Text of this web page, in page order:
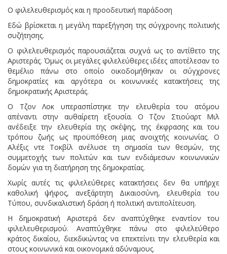
Ο φιλελευθερισμός και η προοδευτική παράδοση
Εδώ βρίσκεται η μεγάλη παρεξήγηση της σύγχρονης πολιτικής
συζήτησης.
Ο φιλελευθερισμός παρουσιάζεται συχνά ως το αντίθετο της
Αριστεράς. Όμως οι μεγάλες φιλελεύθερες ιδέες αποτέλεσαν το
θεμέλιο πάνω στο οποίο οικοδομήθηκαν οι σύγχρονες
δημοκρατίες και αργότερα οι κοινωνικές κατακτήσεις της
δημοκρατικής Αριστεράς.
Ο Τζον Λοκ υπερασπίστηκε την ελευθερία του ατόμου
απέναντι στην αυθαίρετη εξουσία. Ο Τζον Στιούαρτ Μιλ
ανέδειξε την ελευθερία της σκέψης, της έκφρασης και του
τρόπου ζωής ως προϋπόθεση μιας ανοιχτής κοινωνίας. Ο
Αλέξις ντε Τοκβίλ ανέλυσε τη σημασία των θεσμών, της
συμμετοχής των πολιτών και των ενδιάμεσων κοινωνικών
δομών για τη διατήρηση της δημοκρατίας.
Χωρίς αυτές τις φιλελεύθερες κατακτήσεις δεν θα υπήρχε
καθολική ψήφος, ανεξάρτητη Δικαιοσύνη, ελευθερία του
Τύπου, συνδικαλιστική δράση ή πολιτική αντιπολίτευση.
Η δημοκρατική Αριστερά δεν αναπτύχθηκε εναντίον του
φιλελευθερισμού. Αναπτύχθηκε πάνω στο φιλελεύθερο
κράτος δικαίου, διεκδικώντας να επεκτείνει την ελευθερία και
στους κοινωνικά και οικονομικά αδύναμους.